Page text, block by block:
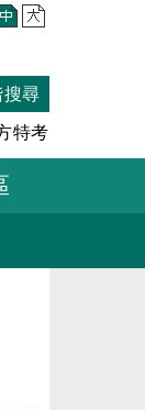
中 大
尋
特考